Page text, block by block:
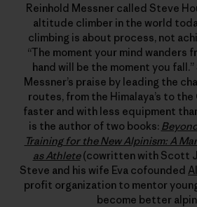
Reinhold Messner called Steve
altitude climber in the world
climbing is about process, not
“The moment your mind wanders
hand will be the moment you
Messner’s praise by leading the
routes, from the Himalaya’s to the
faster and with less equipment
is the author of two books:
Training for the New Alpinism: A
as Athlete(cowritten with Scott
Steve and his wife Eva cofounded
profit organization to mentor
become better